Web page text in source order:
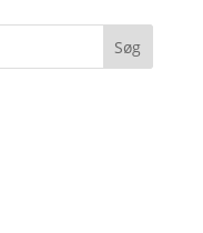
Søg